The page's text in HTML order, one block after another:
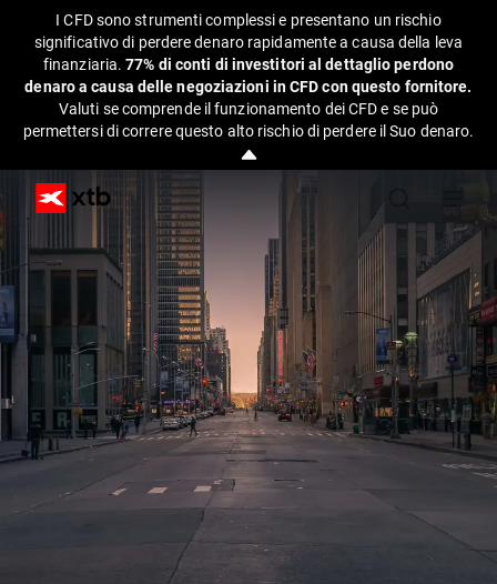
I CFD sono strumenti complessi e presentano un rischio
significativo di perdere denaro rapidamente a causa della leva
finanziaria.77% di conti di investitori al dettaglio perdono
denaro a causa delle negoziazioni in CFD con questo fornitore.
Valuti se comprende il funzionamento dei CFD e se può
permettersi di correre questo alto rischio di perdere il Suo denaro.